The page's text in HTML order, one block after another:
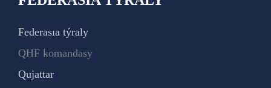
Federasıa týraly
QHF komandasy
Qujattar